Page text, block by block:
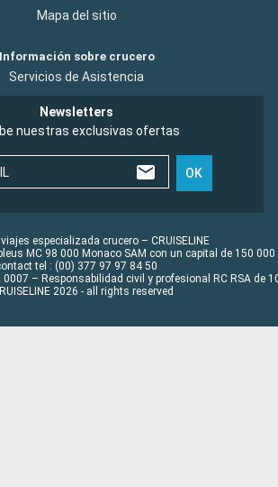
Mapa del sitio
Información sobre crucero
Servicios de Asistencia
Newsletters
nuestras exclusivas ofertas
OK
especializada crucero – CRUISELINE
MC 98 000 Monaco SAM con un capital de 150 000
tel : (00) 377 97 97 84 50
– Responsabilidad civil y profesional RC RSA de
2026 - all rights reserved